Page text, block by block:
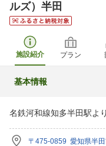
ルズ）半田
施設紹介 プラン
基本情報
名鉄河和線知多半田駅よ
〒475-0859 愛知県半